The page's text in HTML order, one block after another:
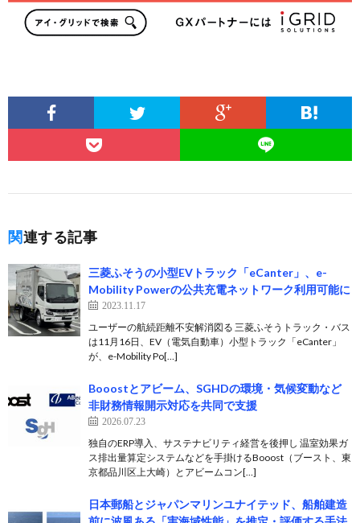
関連する記事
三菱ふそうの小型EVトラック「eCanter」、e-
Mobility Powerの公共充電ネットワーク利用可能に
2023.11.17
ユーザーの航続距離不安解消図る 三菱ふそうトラック・バス
は11月16日、EV（電気自動車）小型トラック「eCanter」
が、e-Mobility Po[…]
Booostとアビーム、SGHDの環境・気候変動など
非財務情報開示対応を共同で支援
2026.07.23
独自のERP導入、サステナビリティ経営を後押し 温室効果ガ
ス排出量算定システムなどを手掛けるBooost（ブースト、東
京都品川区上大崎）とアビームコン[…]
日本郵船とジャパンマリンユナイテッド、船舶建造